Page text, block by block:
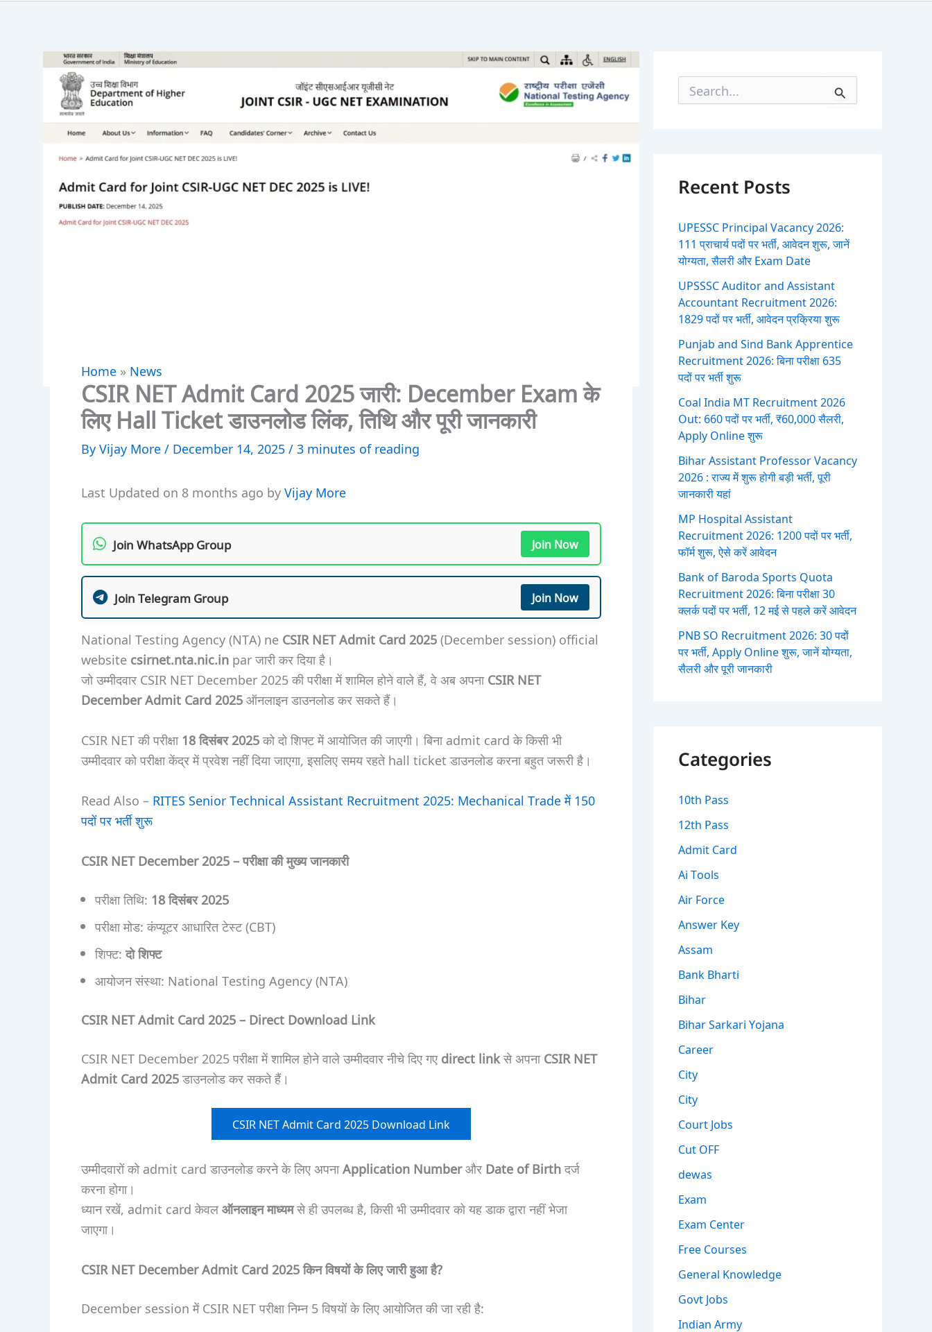
Home » News
CSIR NET Admit Card 2025 जारी: December Exam के
लिए Hall Ticket डाउनलोड लिंक, तिथि और पूरी जानकारी
ByVijay More/ December 14, 2025/3 minutes of reading
Last Updated on 8 months ago byVijay More
Join WhatsApp Group Join Now
Join Telegram Group Join Now
National Testing Agency (NTA) ne CSIR NET Admit Card 2025(December session) official
website csirnet.nta.nic.in par जारी कर दिया है।
जो उम्मीदवार CSIR NET December 2025 की परीक्षा में शामिल होने वाले हैं, वे अब अपनाCSIR NET
December Admit Card 2025ऑनलाइन डाउनलोड कर सकते हैं।
CSIR NET की परीक्षा18 दिसंबर 2025को दो शिफ्ट में आयोजित की जाएगी। बिना admit card के किसी भी
उम्मीदवार को परीक्षा केंद्र में प्रवेश नहीं दिया जाएगा, इसलिए समय रहते hall ticket डाउनलोड करना बहुत जरूरी है।
Read Also – RITES Senior Technical Assistant Recruitment 2025: Mechanical Trade में 150
पदों पर भर्ती शुरू
CSIR NET December 2025 – परीक्षा की मुख्य जानकारी
परीक्षा तिथि: 18 दिसंबर 2025
परीक्षा मोड: कंप्यूटर आधारित टेस्ट (CBT)
शिफ्ट:दो शिफ्ट
आयोजन संस्था: National Testing Agency (NTA)
CSIR NET Admit Card 2025 – Direct Download Link
CSIR NET December 2025 परीक्षा में शामिल होने वाले उम्मीदवार नीचे दिए गए direct linkसे अपनाCSIR NET
Admit Card 2025डाउनलोड कर सकते हैं।
CSIR NET Admit Card 2025 Download Link
उम्मीदवारों को admit card डाउनलोड करने के लिए अपनाApplication Numberऔर Date of Birthदर्ज
करना होगा।
ध्यान रखें, admit card केवलऑनलाइन माध्यमसे ही उपलब्ध है, किसी भी उम्मीदवार को यह डाक द्वारा नहीं भेजा
जाएगा।
CSIR NET December Admit Card 2025 किन विषयों के लिए जारी हुआ है?
December session में CSIR NET परीक्षा निम्न 5 विषयों के लिए आयोजित की जा रही है:
e
o
Recent Posts
UPESSC Principal Vacancy 2026:
111 प्राचार्य पदों पर भर्ती, आवेदन शुरू, जानें
योग्यता, सैलरी और Exam Date
UPSSSC Auditor and Assistant
Accountant Recruitment 2026:
1829 पदों पर भर्ती, आवेदन प्रक्रिया शुरू
Punjab and Sind Bank Apprentice
Recruitment 2026: बिना परीक्षा 635
पदों पर भर्ती शुरू
Coal India MT Recruitment 2026
Out: 660 पदों पर भर्ती, ₹60,000 सैलरी,
Apply Online शुरू
Bihar Assistant Professor Vacancy
2026 : राज्य में शुरू होगी बड़ी भर्ती, पूरी
जानकारी यहां
MP Hospital Assistant
Recruitment 2026: 1200 पदों पर भर्ती,
फॉर्म शुरू, ऐसे करें आवेदन
Bank of Baroda Sports Quota
Recruitment 2026: बिना परीक्षा 30
क्लर्क पदों पर भर्ती, 12 मई से पहले करें आवेदन
PNB SO Recruitment 2026: 30 पदों
पर भर्ती, Apply Online शुरू, जानें योग्यता,
सैलरी और पूरी जानकारी
Categories
10th Pass
12th Pass
Admit Card
Ai Tools
Air Force
Answer Key
Assam
Bank Bharti
Bihar
Bihar Sarkari Yojana
Career
City
City
Court Jobs
Cut OFF
dewas
Exam
Exam Center
Free Courses
General Knowledge
Govt Jobs
Indian Army